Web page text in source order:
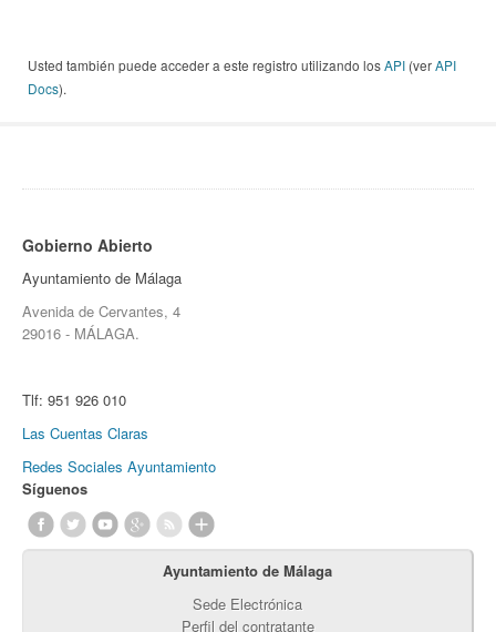
Usted también puede acceder a este registro utilizando losAPI (verAPI
Docs).
Gobierno Abierto
Ayuntamiento de Málaga
Avenida de Cervantes, 4
29016 - MÁLAGA.
Tlf: 951 926 010
Las Cuentas Claras
Redes Sociales Ayuntamiento
Síguenos
Ayuntamiento de Málaga
Sede Electrónica
Perfil del contratante